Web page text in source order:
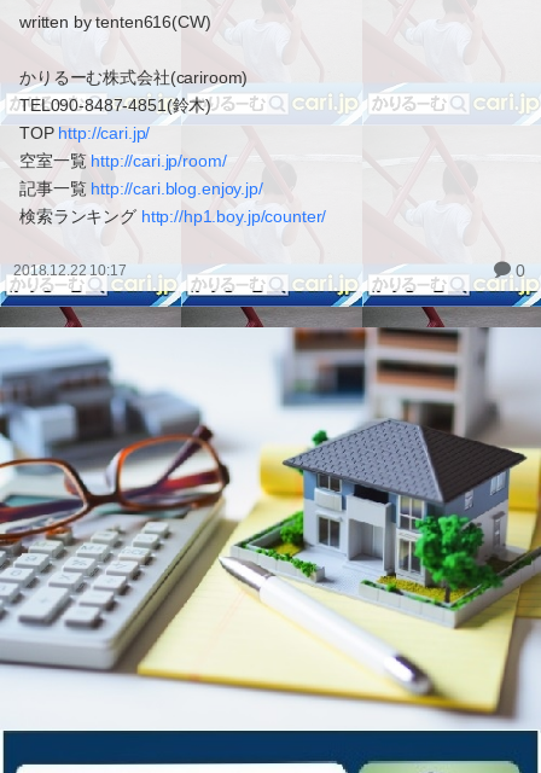
written by tenten616(CW)
かりるーむ株式会社(cariroom)
TEL090-8487-4851(鈴木)
TOP http://cari.jp/
空室一覧 http://cari.jp/room/
記事一覧 http://cari.blog.enjoy.jp/
検索ランキング http://hp1.boy.jp/counter/
2018.12.22 10:17 0